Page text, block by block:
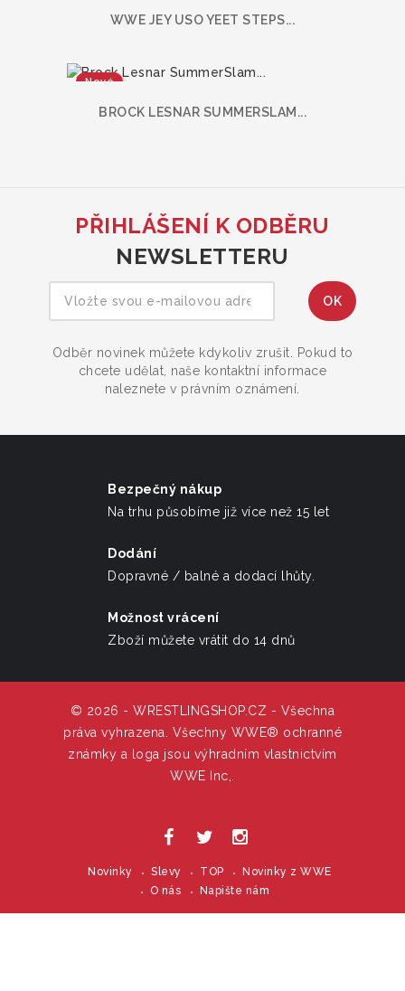
WWE JEY USO YEET STEPS...
Nové
BROCK LESNAR SUMMERSLAM...
PŘIHLÁŠENÍ K ODBĚRU
NEWSLETTERU
Odběr novinek můžete kdykoliv zrušit. Pokud to
chcete udělat, naše kontaktní informace
naleznete v právním oznámení.
Bezpečný nákup
Na trhu působíme již více než 15 let
Dodání
Dopravné / balné a dodací lhůty.
Možnost vrácení
Zboží můžete vrátit do 14 dnů
© 2026 - WRESTLINGSHOP.CZ - Všechna
práva vyhrazena. Všechny WWE® ochranné
známky a loga jsou výhradním vlastnictvím
WWE Inc,.
Novinky Slevy TOP
Novinky z WWE
O nás
Napište nám